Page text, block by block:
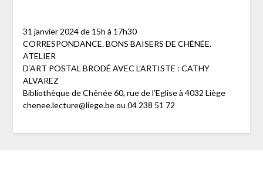
31 janvier 2024 de 15h à 17h30
CORRESPONDANCE. BONS BAISERS DE CHÊNÉE.
ATELIER
D‘ART POSTAL BRODÉ AVEC L’ARTISTE : CATHY
ALVAREZ
Bibliothèque de Chênée 60, rue de l’Eglise à 4032 Liège
chenee.lecture@liege.be ou 04 238 51 72